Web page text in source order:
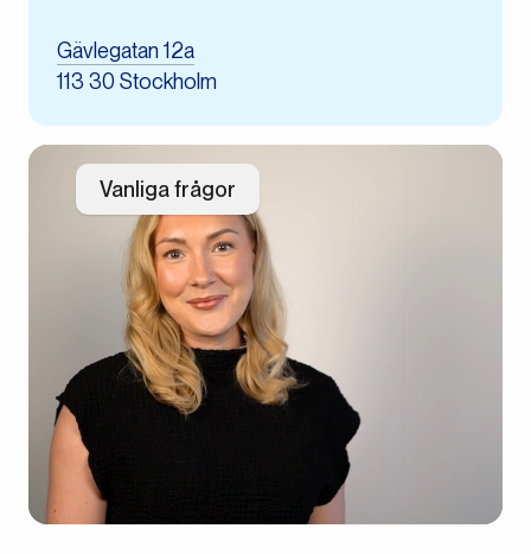
Gävlegatan 12a
113 30 Stockholm
Vanliga frågor